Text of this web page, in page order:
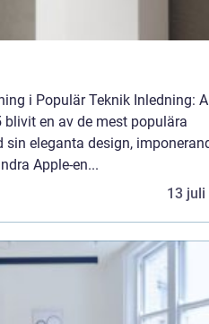
i Populär Teknik Inledning:
en av de mest populära
eleganta design,
Apple-en...
13 juli